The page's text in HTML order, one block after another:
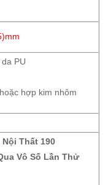
PU
hợp kim nhôm
Nội Thất 190
Vô Số Lần Thử